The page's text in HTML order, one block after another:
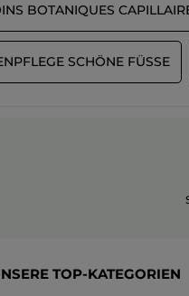
BOTANIQUES
SCHÖNE FÜSSE
TOP-KATEGORIEN